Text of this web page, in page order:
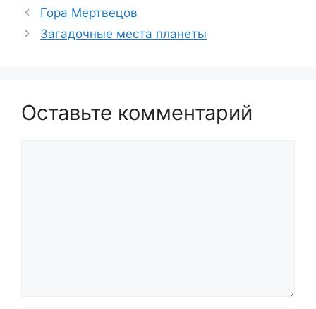
Гора Мертвецов
Загадочные места планеты
Оставьте комментарий